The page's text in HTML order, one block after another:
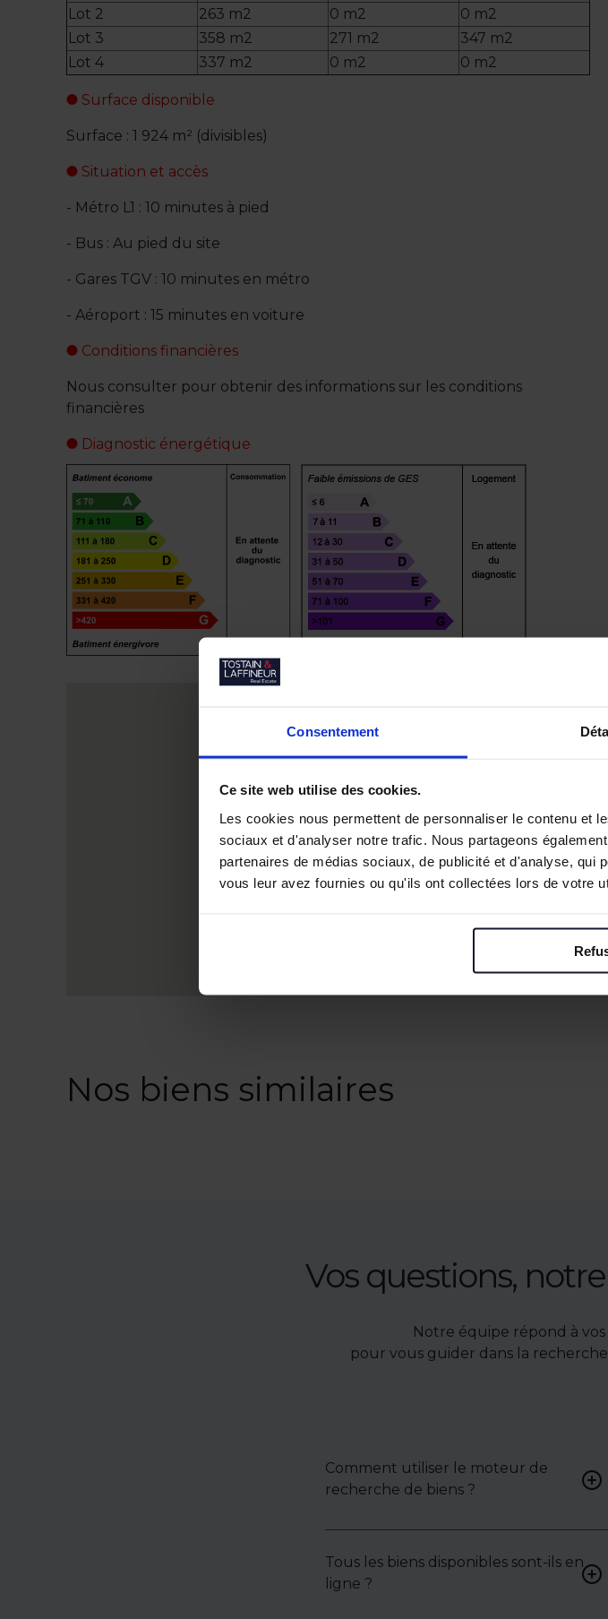
Consentement
Ce site web utilise des cookies.
Les cookies nous permettent de personnaliser le contenu et
sociaux et d'analyser notre trafic. Nous partageons
partenaires de médias sociaux, de publicité et d'analyse,
vous leur avez fournies ou qu'ils ont collectées lors de votre
Lot 2
263 m2 0 m2
0 m2
Lot 3
358 m2 271 m2
347 m2
Lot 4
337 m2 0 m2 0 m2
Surface disponible
Surface : 1 924 m² (divisibles)
Situation et accès
- Métro L1 : 10 minutes à pied
- Bus : Au pied du site
- Gares TGV : 10 minutes en métro
- Aéroport : 15 minutes en voiture
Conditions financières
Nous consulter pour obtenir des informations sur les conditions
financières
Diagnostic énergétique
Nos biens similaires
Vos questions,
Notre équipe répond à
pour vous guider dans la
Comment utiliser le moteur de
recherche de biens ?
Tous les biens disponibles sont-ils en
ligne ?